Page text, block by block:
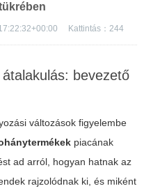
Kattintás： 244
bevezető
változások figyelembe
piacának
ad arról, hogyan hatnak az
rajzolódnak ki, és miként